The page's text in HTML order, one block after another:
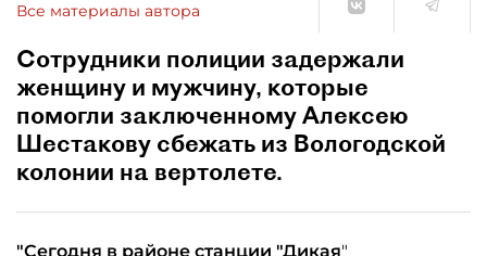
Все материалы автора
Сотрудники полиции задержали
женщину и мужчину, которые
помогли заключенному Алексею
Шестакову сбежать из Вологодской
колонии на вертолете.
"Сегодня в районе станции "Дикая"